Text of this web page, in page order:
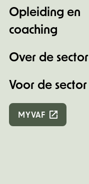
Opleiding en
coaching
Over de sector
Voor de sector
MYVAF